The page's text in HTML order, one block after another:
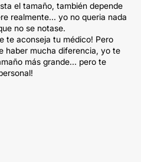
el tamaño, también depende
realmente... yo no queria nada
no se notase.
te aconseja tu médico! Pero
haber mucha diferencia, yo te
más grande... pero te